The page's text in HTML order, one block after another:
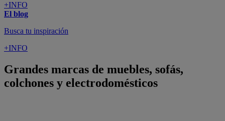
+INFO
El blog
Busca tu inspiración
+INFO
Grandes marcas de muebles, sofás,
colchones y electrodomésticos